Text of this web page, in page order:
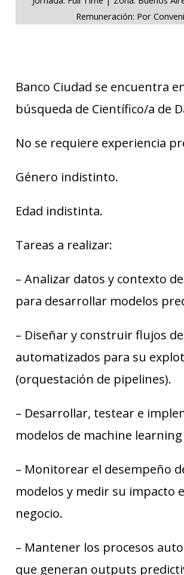
Remuneración: Por
Banco Ciudad se encuentra
búsqueda de Científico/a de
No se requiere experiencia
Género indistinto.
Edad indistinta.
Tareas a realizar:
– Analizar datos y contexto
para desarrollar modelos
– Diseñar y construir flujos
automatizados para su
(orquestación de pipelines).
– Desarrollar, testear e
modelos de machine learning
– Monitorear el desempeño
modelos y medir su impacto
negocio.
– Mantener los procesos
que generan outputs